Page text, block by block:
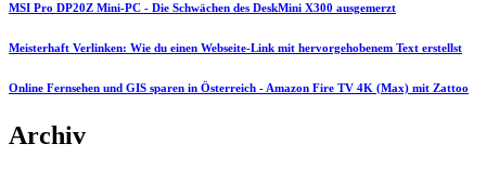
MSI Pro DP20Z Mini-PC - Die Schwächen des DeskMini X300 ausgemerzt
Meisterhaft Verlinken: Wie du einen Webseite-Link mit hervorgehobenem Text erstellst
Online Fernsehen und GIS sparen in Österreich - Amazon Fire TV 4K (Max) mit Zattoo
Archiv